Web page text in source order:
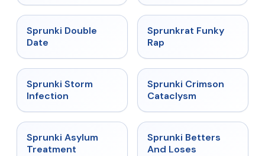
★
Sprunki Double
Date
★ 4.7
Sprunkrat Funky
Rap
★
Sprunki Storm
Infection
★ 4.7
Sprunki Crimson
Cataclysm
★
Sprunki Asylum
Treatment
★
Sprunki Betters
And Loses